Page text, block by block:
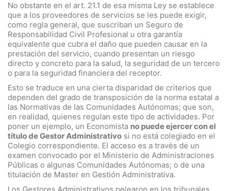
No obstante en el art. 21.1 de esa misma Ley se establece
que a los proveedores de servicios se les puede exigir,
como regla general, que suscriban un Seguro de
Responsabilidad Civil Profesional u otra garantía
equivalente que cubra el daño que pueden causar en la
prestación del servicio, cuando presentan un riesgo
directo y concreto para la salud, la seguridad de un tercero
o para la seguridad financiera del receptor.
Esto se traduce en una cierta disparidad de criterios que
dependen del grado de transposición de la norma estatal a
las Normativas de las Comunidades Autónomas; que son,
en realidad, quienes regulan este tipo de actividades. Por
poner un ejemplo, un Economista no puede ejercer con el
título de Gestor Administrativo si no está colegiado en el
Colegio correspondiente. El acceso es a través de un
examen convocado por el Ministerio de Administraciones
Públicas o algunas Comunidades Autónomas; o de una
titulación de Master en Gestión Administrativa.